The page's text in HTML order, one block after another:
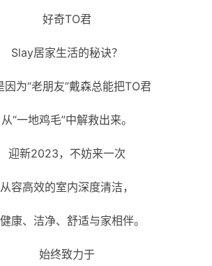
好奇TO君
Slay居家生活的秘诀？
因为“老朋友”戴森总能把TO君
从“一地鸡毛”中解救出来。
迎新2023，不妨来一次
从容高效的室内深度清洁，
康、洁净、舒适与家相伴。
始终致力于